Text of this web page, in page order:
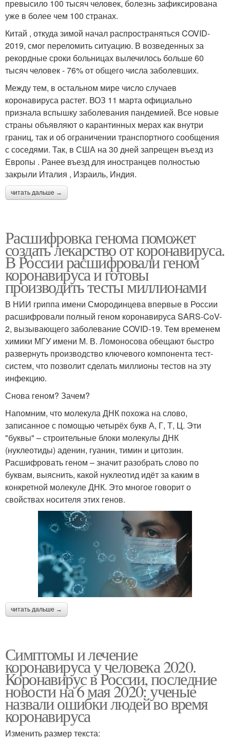
превысило 100 тысяч человек, болезнь зафиксирована
уже в более чем 100 странах.
Китай , откуда зимой начал распространяться COVID-
2019, смог переломить ситуацию. В возведенных за
рекордные сроки больницах вылечилось больше 60
тысяч человек - 76% от общего числа заболевших.
Между тем, в остальном мире число случаев
коронавируса растет. ВОЗ 11 марта официально
признала вспышку заболевания пандемией. Все новые
страны объявляют о карантинных мерах как внутри
границ, так и об ограничении транспортного сообщения
с соседями. Так, в США на 30 дней запрещен въезд из
Европы . Ранее въезд для иностранцев полностью
закрыли Италия , Израиль, Индия.
читать дальше →
Расшифровка генома поможет
создать лекарство от коронавируса.
В России расшифровали геном
коронавируса и готовы
производить тесты миллионами
В НИИ гриппа имени Смородинцева впервые в России
расшифровали полный геном коронавируса SARS-CoV-
2, вызывающего заболевание COVID-19. Тем временем
химики МГУ имени М. В. Ломоносова обещают быстро
развернуть производство ключевого компонента тест-
систем, что позволит сделать миллионы тестов на эту
инфекцию.
Снова геном? Зачем?
Напомним, что молекула ДНК похожа на слово,
записанное с помощью четырёх букв А, Г, Т, Ц. Эти
"буквы" – строительные блоки молекулы ДНК
(нуклеотиды) аденин, гуанин, тимин и цитозин.
Расшифровать геном – значит разобрать слово по
буквам, выяснить, какой нуклеотид идёт за каким в
конкретной молекуле ДНК. Это многое говорит о
свойствах носителя этих генов.
читать дальше →
Симптомы и лечение
коронавируса у человека 2020.
Коронавирус в России, последние
новости на 6 мая 2020: ученые
назвали ошибки людей во время
коронавируса
Изменить размер текста: